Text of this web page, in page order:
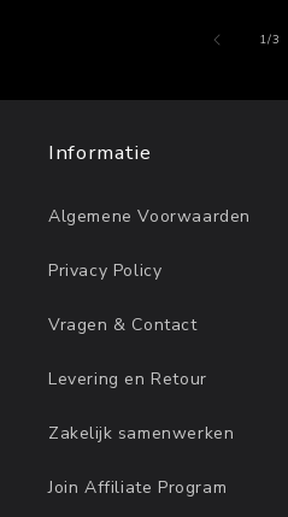
1/van
3
Informatie
Algemene Voorwaarden
Privacy Policy
Vragen & Contact
Levering en Retour
Zakelijk samenwerken
Join Affiliate Program